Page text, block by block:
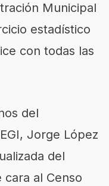
Municipal
estadístico
con todas las
del
Jorge López
del
al Censo